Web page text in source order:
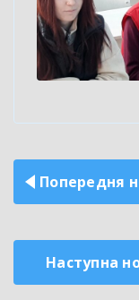
Навігація
записів
Попередня
Наступна